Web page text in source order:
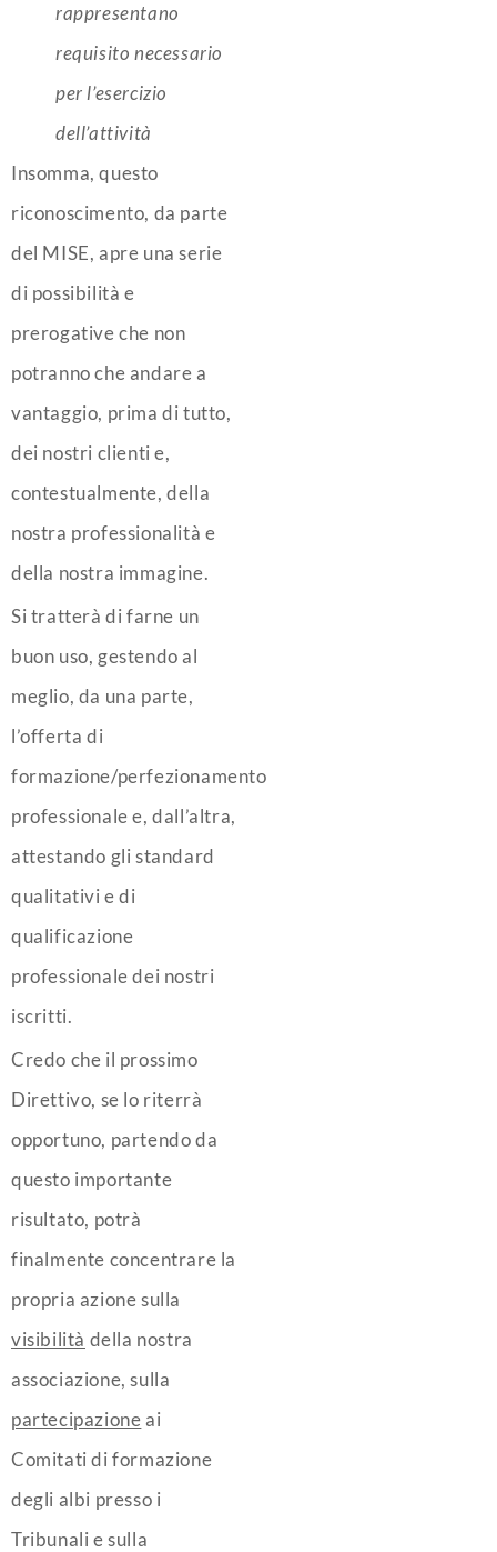
rappresentano
requisito necessario
per l’esercizio
dell’attività
Insomma, questo
riconoscimento, da parte
del MISE, apre una serie
di possibilità e
prerogative che non
potranno che andare a
vantaggio, prima di tutto,
dei nostri clienti e,
contestualmente, della
nostra professionalità e
della nostra immagine.
Si tratterà di farne un
buon uso, gestendo al
meglio, da una parte,
l’offerta di
formazione/perfezionamento
professionale e, dall’altra,
attestando gli standard
qualitativi e di
qualificazione
professionale dei nostri
iscritti.
Credo che il prossimo
Direttivo, se lo riterrà
opportuno, partendo da
questo importante
risultato, potrà
finalmente concentrare la
propria azione sulla
visibilità della nostra
associazione, sulla
partecipazioneai
Comitati di formazione
degli albi presso i
Tribunali e sulla